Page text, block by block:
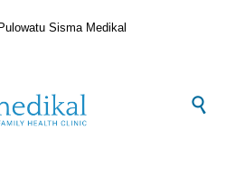
Sisma Medikal
